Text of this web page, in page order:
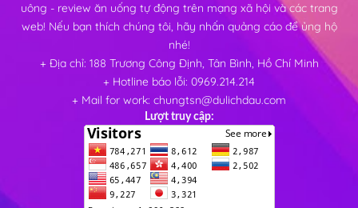
uông - review ăn uống tự động trên mạng xã hội và các trang
web! Nếu bạn thích chúng tôi, hãy nhấn quảng cáo để ủng hộ
nhé!
+ Địa chỉ: 188 Trương Công Định, Tân Bình, Hồ Chí Minh
+ Hotline báo lỗi: 0969.214.214
+ Mail for work: chungtsn@dulichdau.com
Lượt truy cập: